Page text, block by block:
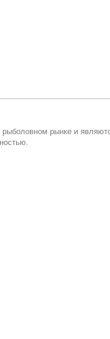
рынке и